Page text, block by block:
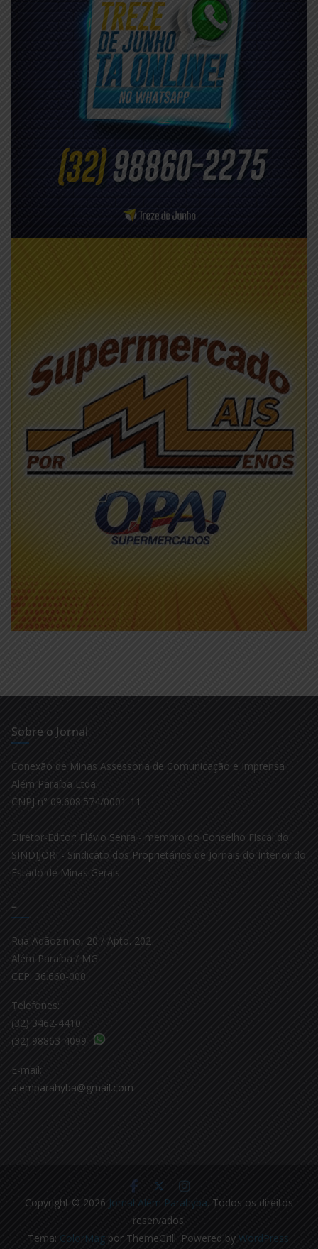
Sobre o Jornal
Conexão de Minas Assessoria de Comunicação e Imprensa
Além Paraíba Ltda.
CNPJ n° 09.608.574/0001-11
Diretor-Editor: Flávio Senra - membro do Conselho Fiscal do
SINDIJORI - Sindicato dos Proprietários de Jornais do Interior do
Estado de Minas Gerais
–
Rua Adãozinho, 20 / Apto. 202
Além Paraíba / MG
CEP: 36.660-000
Telefones:
(32) 3462-4410
(32) 98863-4099
E-mail:
alemparahyba@gmail.com
Copyright © 2026 Jornal Além Parahyba. Todos os direitos
reservados.
Tema: ColorMagpor ThemeGrill. Powered by WordPress.